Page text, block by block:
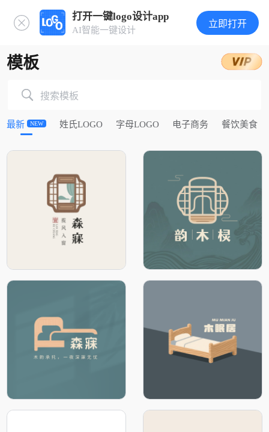
打开一键logo设计app
AI智能一键设计
立即打开
模板
搜索模板
最新 NEW 姓氏LOGO 字母LOGO 电子商务 餐饮美食